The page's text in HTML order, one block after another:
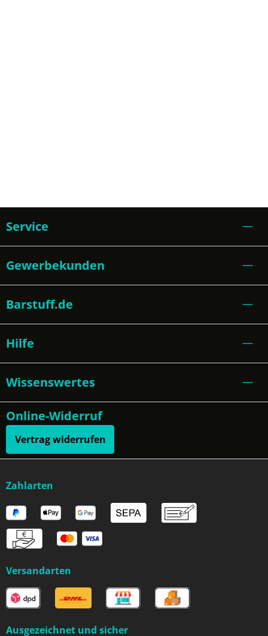
Service
Gewerbekunden
Barstuff.de
Hilfe
Wissenswertes
Online-Widerruf
Vertrag widerrufen
Zahlarten
Versandarten
Ausgezeichnet und sicher